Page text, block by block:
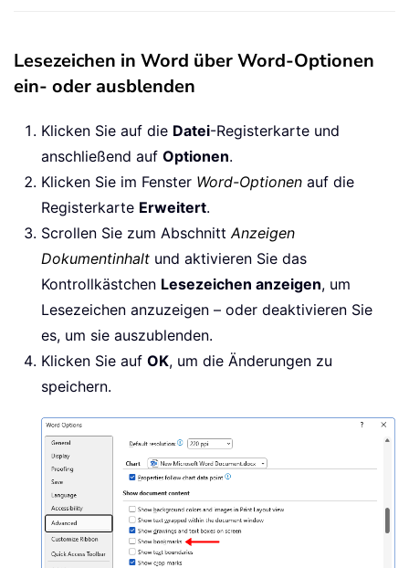
Lesezeichen in Word über Word-Optionen
ein- oder ausblenden
Klicken Sie auf die Datei-Registerkarte und
anschließend auf Optionen.
Klicken Sie im Fenster Word-Optionen auf die
Registerkarte Erweitert.
Scrollen Sie zum AbschnittAnzeigen
Dokumentinhalt und aktivieren Sie das
Kontrollkästchen Lesezeichen anzeigen, um
Lesezeichen anzuzeigen – oder deaktivieren Sie
es, um sie auszublenden.
Klicken Sie auf OK, um die Änderungen zu
speichern.